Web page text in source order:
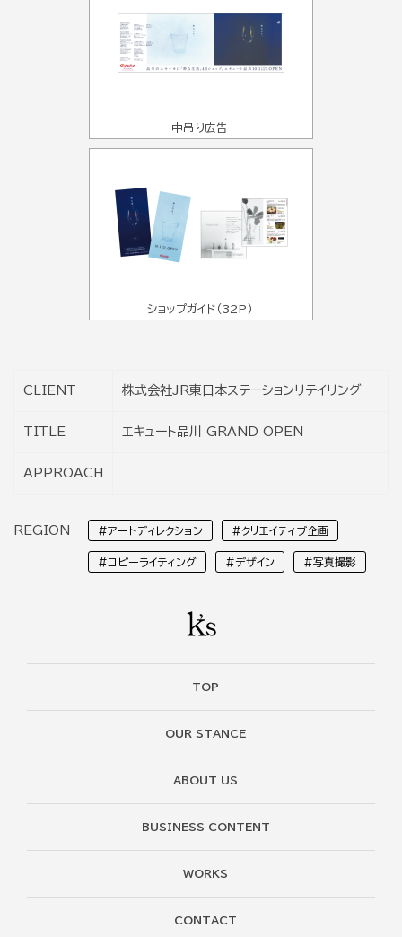
中吊り広告
ショップガイド（32P）
CLIENT 株式会社JR東日本ステーションリテイリング
TITLE エキュート品川 GRAND OPEN
APPROACH
REGION #アートディレクション #クリエイティブ企画
#コピーライティング #デザイン #写真撮影
TOP
OUR STANCE
ABOUT US
BUSINESS CONTENT
WORKS
CONTACT